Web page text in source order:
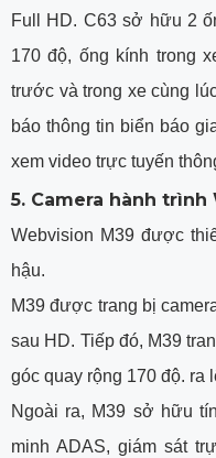
Full HD. C63 sở hữu 2
170 độ, ống kính trong
trước và trong xe cùng
báo thông tin biển báo
xem video trực tuyến
5. Camera hành trình
Webvision M39 được
hậu.
M39 được trang bị
sau HD. Tiếp đó, M39
góc quay rộng 170 độ. ra
Ngoài ra, M39 sở hữu
minh ADAS, giám sát